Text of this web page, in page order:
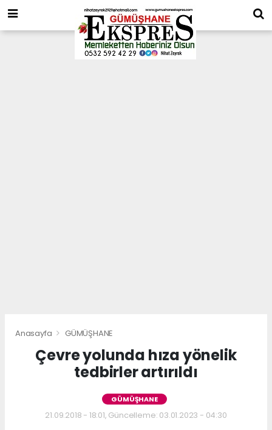
Anasayfa GÜMÜŞHANE
Çevre yolunda hıza yönelik
tedbirler artırıldı
GÜMÜŞHANE
21.09.2018 - 18:01, Güncelleme: 03.01.2023 - 04:30